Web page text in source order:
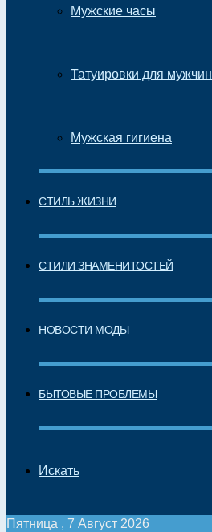
Мужские часы
Татуировки для мужчин
Мужская гигиена
СТИЛЬ ЖИЗНИ
СТИЛИ ЗНАМЕНИТОСТЕЙ
НОВОСТИ МОДЫ
БЫТОВЫЕ ПРОБЛЕМЫ
Искать
Пятница , 7 Август 2026